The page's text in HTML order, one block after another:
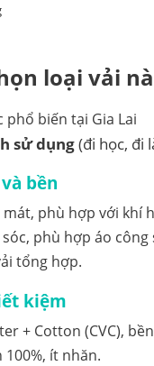
loại vải
sử dụng(đi học, đi
bền
phù hợp với khí
phù hợp áo công
tổng hợp.
kiệm
+ Cotton (CVC),
ít nhăn.